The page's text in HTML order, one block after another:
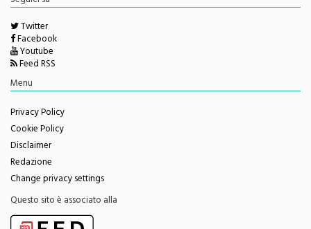
Twitter
Facebook
Youtube
Feed RSS
Menu
Privacy Policy
Cookie Policy
Disclaimer
Redazione
Change privacy settings
Questo sito è associato alla